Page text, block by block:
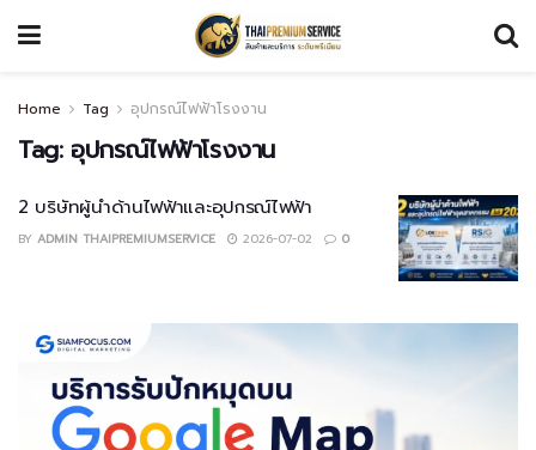
Home Tag อุปกรณ์ไฟฟ้าโรงงาน
Tag: อุปกรณ์ไฟฟ้าโรงงาน
2 บริษัทผู้นำด้านไฟฟ้าและอุปกรณ์ไฟฟ้า
BY ADMIN THAIPREMIUMSERVICE 2026-07-02 0